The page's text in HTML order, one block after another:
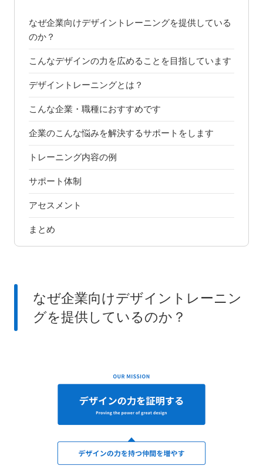
なぜ企業向けデザイントレーニングを提供している
のか？
こんなデザインの力を広めることを目指しています
デザイントレーニングとは？
こんな企業・職種におすすめです
企業のこんな悩みを解決するサポートをします
トレーニング内容の例
サポート体制
アセスメント
まとめ
なぜ企業向けデザイントレーニン
グを提供しているのか？